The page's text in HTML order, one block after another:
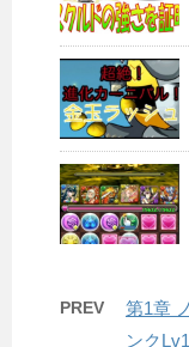
PREV
第1章
ンク